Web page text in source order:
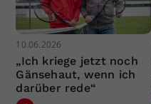
10.06.2026
„Ich kriege jetzt noch
Gänsehaut, wenn ich
darüber rede“